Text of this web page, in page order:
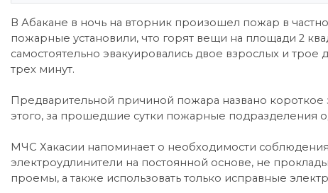
В Абакане в ночь на вторник произошел пожар в
пожарные установили, что горят вещи на площади 2
самостоятельно эвакуировались двое взрослых и
трех минут.
Предварительной причиной пожара названо
этого, за прошедшие сутки пожарные подразделения
МЧС Хакасии напоминает о необходимости
электроудлинители на постоянной основе, не
проемы, а также использовать только исправные